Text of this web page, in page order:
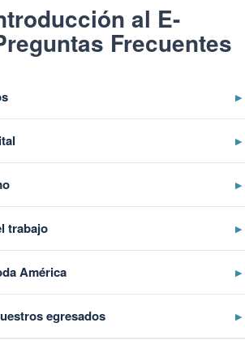
al E-
Frecuentes
▶
▶
▶
trabajo ▶
América ▶
egresados ▶